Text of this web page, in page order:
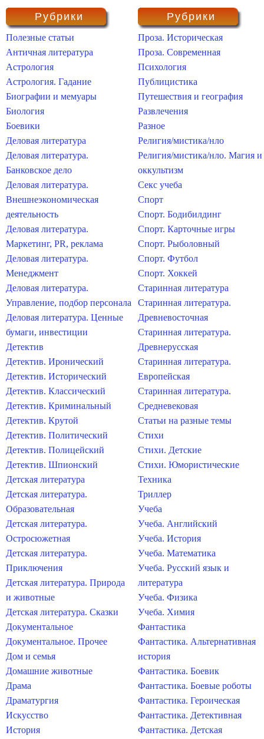
Рубрики
Полезные статьи
Античная литература
Астрология
Астрология. Гадание
Биографии и мемуары
Биология
Боевики
Деловая литература
Деловая литература.
Банковское дело
Деловая литература.
Внешнеэкономическая
деятельность
Деловая литература.
Маркетинг, PR, реклама
Деловая литература.
Менеджмент
Деловая литература.
Управление, подбор персонала
Деловая литература. Ценные
бумаги, инвестиции
Детектив
Детектив. Иронический
Детектив. Исторический
Детектив. Классический
Детектив. Криминальный
Детектив. Крутой
Детектив. Политический
Детектив. Полицейский
Детектив. Шпионский
Детская литература
Детская литература.
Образовательная
Детская литература.
Остросюжетная
Детская литература.
Приключения
Детская литература. Природа
и животные
Детская литература. Сказки
Документальное
Документальное. Прочее
Дом и семья
Домашние животные
Драма
Драматургия
Искусство
История
Рубрики
Проза. Историческая
Проза. Современная
Психология
Публицистика
Путешествия и география
Развлечения
Разное
Религия/мистика/нло
Религия/мистика/нло. Магия и
оккультизм
Секс учеба
Спорт
Спорт. Бодибилдинг
Спорт. Карточные игры
Спорт. Рыболовный
Спорт. Футбол
Спорт. Хоккей
Старинная литература
Старинная литература.
Древневосточная
Старинная литература.
Древнерусская
Старинная литература.
Европейская
Старинная литература.
Средневековая
Статьи на разные темы
Стихи
Стихи. Детские
Стихи. Юмористические
Техника
Триллер
Учеба
Учеба. Английский
Учеба. История
Учеба. Математика
Учеба. Русский язык и
литература
Учеба. Физика
Учеба. Химия
Фантастика
Фантастика. Альтернативная
история
Фантастика. Боевик
Фантастика. Боевые роботы
Фантастика. Героическая
Фантастика. Детективная
Фантастика. Детская